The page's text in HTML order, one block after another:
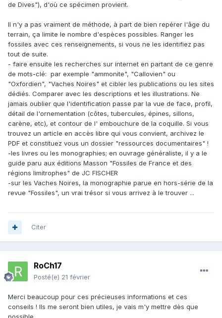
de Dives"), d'où ce spécimen provient.
Il n'y a pas vraiment de méthode, à part de bien repérer l'âge du
terrain, ça limite le nombre d'espèces possibles. Ranger les
fossiles avec ces renseignements, si vous ne les identifiez pas
tout de suite.
- faire ensuite les recherches sur internet en partant de ce genre
de mots-clé: par exemple "ammonite", "Callovien" ou
"Oxfordien", "Vaches Noires" et cibler les publications ou les sites
dédiés. Comparer avec les descriptions et les illustrations. Ne
jamais oublier que l'identification passe par la vue de face, profil,
détail de l'ornementation (côtes, tubercules, épines, sillons,
carène, etc), et contour de l' embouchure de la coquille. Si vous
trouvez un article en accès libre qui vous convient, archivez le
PDF et constituez vous un dossier "ressources documentaires" !
-les livres ou les monographies; en ouvrage généraliste, il y a le
guide paru aux éditions Masson "Fossiles de France et des
régions limitrophes" de JC FISCHER
-sur les Vaches Noires, la monographie parue en hors-série de la
revue "Fossiles", un vrai trésor si vous arrivez à le trouver ...
Citer
RoCh17
Posté(e) 21 février
Merci beaucoup pour ces précieuses informations et ces
conseils ! Ils me seront bien utiles, je vais m'y mettre dès que